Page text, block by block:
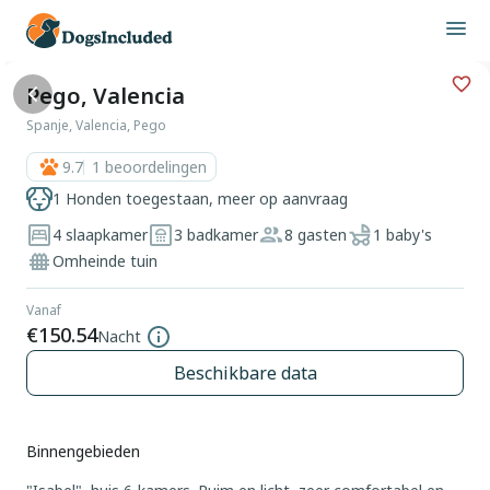
Pego, Valencia
Spanje, Valencia, Pego
9.7 1 beoordelingen
1 Honden toegestaan, meer op aanvraag
4 slaapkamer
3 badkamer 8 gasten
1 baby's
Omheinde tuin
Vanaf
€150.54Nacht
Beschikbare data
Binnengebieden